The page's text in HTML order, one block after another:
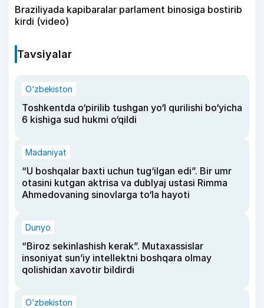
Braziliyada kapibaralar parlament binosiga bostirib
kirdi (video)
Tavsiyalar
O‘zbekiston
Toshkentda o‘pirilib tushgan yo‘l qurilishi bo‘yicha
6 kishiga sud hukmi o‘qildi
Madaniyat
“U boshqalar baxti uchun tug‘ilgan edi”. Bir umr
otasini kutgan aktrisa va dublyaj ustasi Rimma
Ahmedovaning sinovlarga to‘la hayoti
Dunyo
“Biroz sekinlashish kerak”. Mutaxassislar
insoniyat sun’iy intellektni boshqara olmay
qolishidan xavotir bildirdi
O‘zbekiston